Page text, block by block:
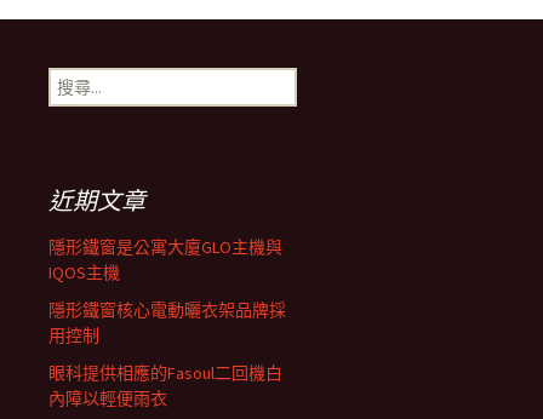
導
覽搜
尋
近期文章
隱形鐵窗是公寓大廈GLO主機與
IQOS主機
隱形鐵窗核心電動曬衣架品牌採
用控制
眼科提供相應的Fasoul二回機白
內障以輕便雨衣